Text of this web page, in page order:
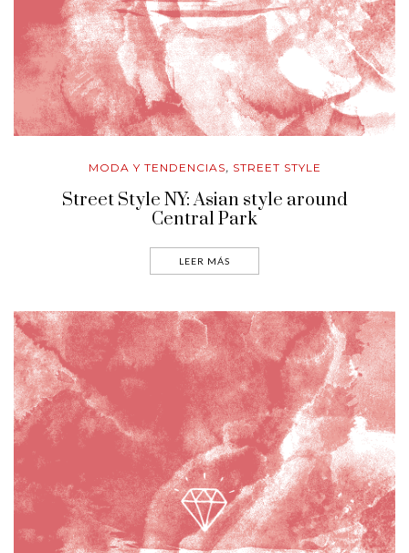
MODA Y TENDENCIAS, STREET STYLE
Street Style NY: Asian style around
Central Park
LEER MÁS